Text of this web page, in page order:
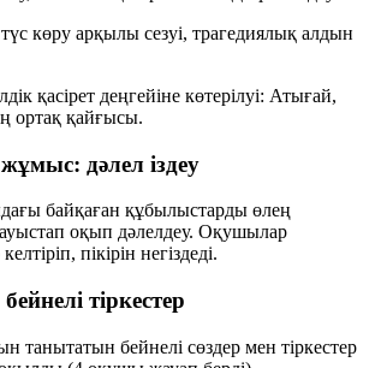
түс көру арқылы сезуі, трагедиялық алдын
қасірет деңгейіне көтерілуі: Атығай,
ортақ қайғысы.
дәлел іздеу
байқаған құбылыстарды өлең
оқып дәлелдеу. Оқушылар
пікірін негіздеді.
тіркестер
танытатын бейнелі сөздер мен тіркестер